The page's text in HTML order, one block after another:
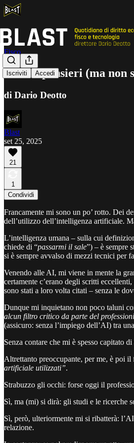
Iscriviti Accedi
Fisco
Cattivi pensieri (ma non
di Dario Deotto
Blast
set 25, 2025
21
1
Condividi
Francamente mi sono un po’ rotto. Dei
dell’utilizzo dell’intelligenza artificiale.
L’intelligenza umana – sulla cui
chiede di “passarmi il sale”) – è sempre
si è sempre avvalso di mezzi tecnici per
Venendo alle AI, mi viene in mente la
certamente c’erano degli scritti
sono stati a loro volta citati – senza le
Dunque mi inquietano non poco taluni
alcun filtro critico da parte del
(assicuro: senza l’impiego dell’AI) tra
Senza contare che mi è spesso capitato
Altrettanto preoccupante, per me, è poi
artificiale utilizzati”.
Strabuzzo gli occhi: forse oggi il
Sì, ma (mi) si dirà: gli studi e le ricerche
Sì, però, ulteriormente mi si ribatterà:
relazione.